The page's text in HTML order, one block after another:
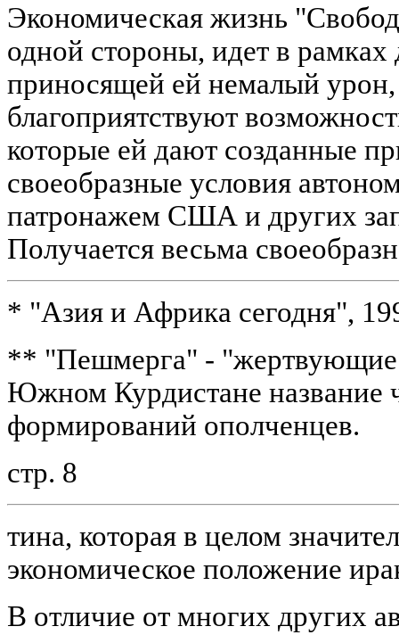
Экономическая жизнь
одной стороны, идет в
приносящей ей немалый
благоприятствуют
которые ей дают созданные
своеобразные условия
патронажем США и других
Получается весьма
* "Азия и Африка сегодня",
** "Пешмерга" - "жертвующие
Южном Курдистане название
формирований ополченцев.
стр. 8
тина, которая в целом
экономическое положение
В отличие от многих других